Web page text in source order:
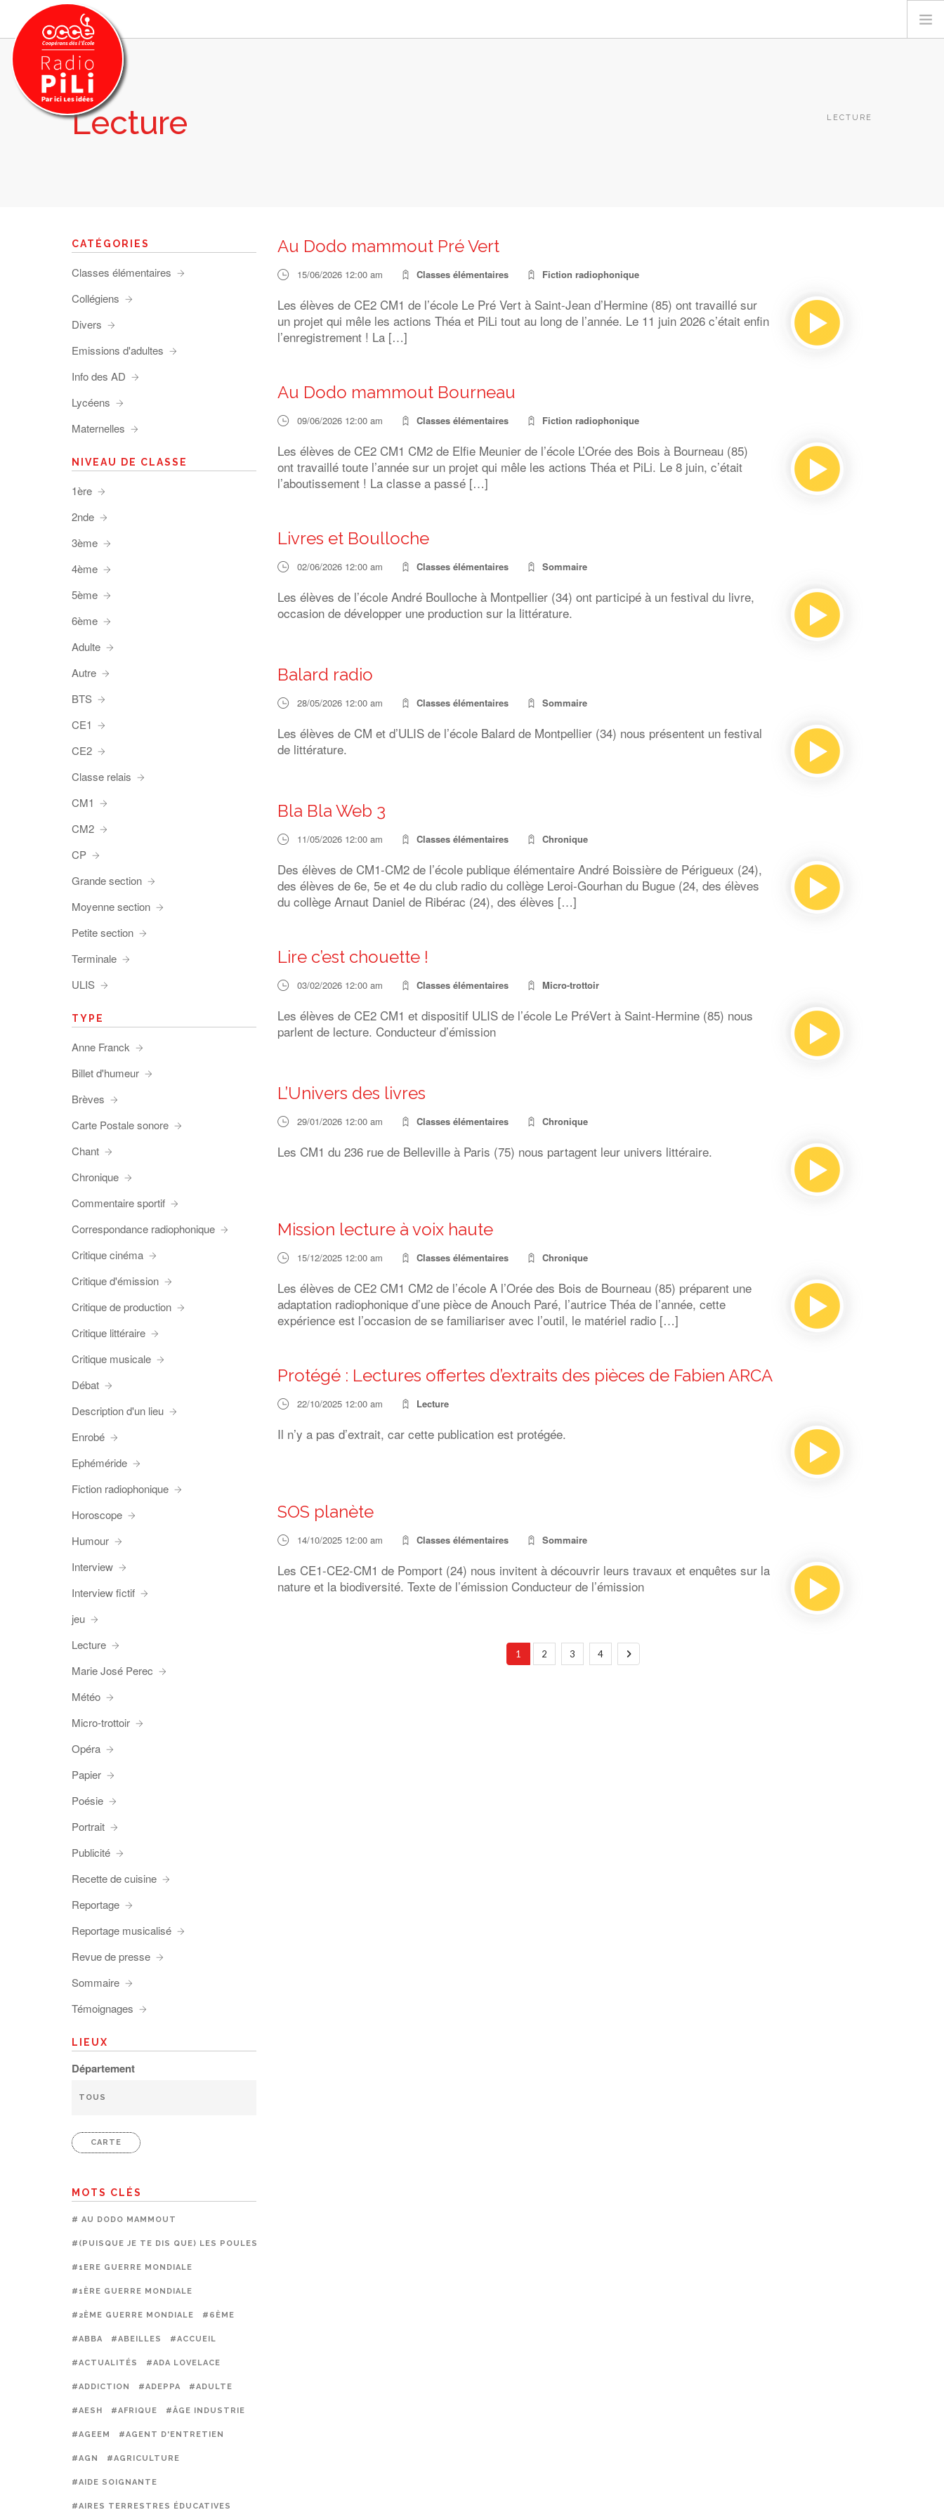
PRÉSENTATION
GRILLE DES PROGRAMMES
RECHERCHER
Lecture LECTURE
Au Dodo mammout Pré Vert
15/06/2026 12:00 am Classes élémentaires Fiction radiophonique
Les élèves de CE2 CM1 de l’école Le Pré Vert à Saint-Jean d’Hermine (85) ont travaillé sur
un projet qui mêle les actions Théa et PiLi tout au long de l’année. Le 11 juin 2026 c’était enfin
l’enregistrement ! La […]
Au Dodo mammout Bourneau
09/06/2026 12:00 am Classes élémentaires Fiction radiophonique
Les élèves de CE2 CM1 CM2 de Elfie Meunier de l’école L’Orée des Bois à Bourneau (85)
ont travaillé toute l’année sur un projet qui mêle les actions Théa et PiLi. Le 8 juin, c’était
l’aboutissement ! La classe a passé […]
Livres et Boulloche
02/06/2026 12:00 am Classes élémentaires Sommaire
Les élèves de l’école André Boulloche à Montpellier (34) ont participé à un festival du livre,
occasion de développer une production sur la littérature.
Balard radio
28/05/2026 12:00 am Classes élémentaires Sommaire
Les élèves de CM et d’ULIS de l’école Balard de Montpellier (34) nous présentent un festival
de littérature.
Bla Bla Web 3
11/05/2026 12:00 am Classes élémentaires Chronique
Des élèves de CM1-CM2 de l’école publique élémentaire André Boissière de Périgueux (24),
des élèves de 6e, 5e et 4e du club radio du collège Leroi-Gourhan du Bugue (24, des élèves
du collège Arnaut Daniel de Ribérac (24), des élèves […]
Lire c’est chouette !
03/02/2026 12:00 am Classes élémentaires Micro-trottoir
Les élèves de CE2 CM1 et dispositif ULIS de l’école Le PréVert à Saint-Hermine (85) nous
parlent de lecture. Conducteur d’émission
L’Univers des livres
29/01/2026 12:00 am Classes élémentaires Chronique
Les CM1 du 236 rue de Belleville à Paris (75) nous partagent leur univers littéraire.
Mission lecture à voix haute
15/12/2025 12:00 am Classes élémentaires Chronique
Les élèves de CE2 CM1 CM2 de l’école A l’Orée des Bois de Bourneau (85) préparent une
adaptation radiophonique d’une pièce de Anouch Paré, l’autrice Théa de l’année, cette
expérience est l’occasion de se familiariser avec l’outil, le matériel radio […]
Protégé : Lectures offertes d’extraits des pièces de Fabien ARCA
22/10/2025 12:00 am Lecture
Il n’y a pas d’extrait, car cette publication est protégée.
SOS planète
14/10/2025 12:00 am Classes élémentaires Sommaire
Les CE1-CE2-CM1 de Pomport (24) nous invitent à découvrir leurs travaux et enquêtes sur la
nature et la biodiversité. Texte de l’émission Conducteur de l’émission
1 2 3 4
CATÉGORIES
Classes élémentaires
Collégiens
Divers
Emissions d'adultes
Info des AD
Lycéens
Maternelles
NIVEAU DE CLASSE
1ère
2nde
3ème
4ème
5ème
6ème
Adulte
Autre
BTS
CE1
CE2
Classe relais
CM1
CM2
CP
Grande section
Moyenne section
Petite section
Terminale
ULIS
TYPE
Anne Franck
Billet d'humeur
Brèves
Carte Postale sonore
Chant
Chronique
Commentaire sportif
Correspondance radiophonique
Critique cinéma
Critique d'émission
Critique de production
Critique littéraire
Critique musicale
Débat
Description d'un lieu
Enrobé
Ephéméride
Fiction radiophonique
Horoscope
Humour
Interview
Interview fictif
jeu
Lecture
Marie José Perec
Météo
Micro-trottoir
Opéra
Papier
Poésie
Portrait
Publicité
Recette de cuisine
Reportage
Reportage musicalisé
Revue de presse
Sommaire
Témoignages
LIEUX
Département
CARTE
MOTS CLÉS
# AU DODO MAMMOUT
#(PUISQUE JE TE DIS QUE) LES POULES PRÉFÈRENT LES CAGES
#1ERE GUERRE MONDIALE
#1ÈRE GUERRE MONDIALE
#2ÈME GUERRE MONDIALE #6ÈME
#ABBA #ABEILLES #ACCUEIL
#ACTUALITÉS #ADA LOVELACE
#ADDICTION #ADEPPA #ADULTE
#AESH #AFRIQUE #ÂGE INDUSTRIE
#AGEEM #AGENT D'ENTRETIEN
#AGN #AGRICULTURE
#AIDE SOIGNANTE
#AIRES TERRESTRES ÉDUCATIVES